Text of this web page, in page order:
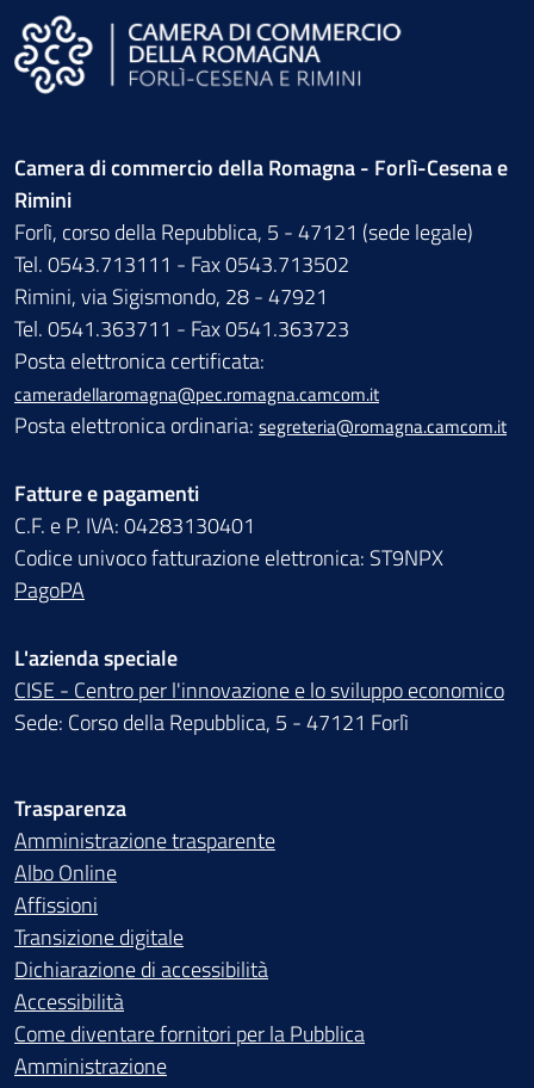
Camera di commercio della Romagna - Forlì-Cesena e
Rimini
Forlì, corso della Repubblica, 5 - 47121 (sede legale)
Tel. 0543.713111 - Fax 0543.713502
Rimini, via Sigismondo, 28 - 47921
Tel. 0541.363711 - Fax 0541.363723
Posta elettronica certificata:
cameradellaromagna@pec.romagna.camcom.it
Posta elettronica ordinaria: segreteria@romagna.camcom.it
Fatture e pagamenti
C.F. e P. IVA: 04283130401
Codice univoco fatturazione elettronica: ST9NPX
PagoPA
L'azienda speciale
CISE - Centro per l'innovazione e lo sviluppo economico
Sede: Corso della Repubblica, 5 - 47121 Forlì
Trasparenza
Amministrazione trasparente
Albo Online
Affissioni
Transizione digitale
Dichiarazione di accessibilità
Accessibilità
Come diventare fornitori per la Pubblica
Amministrazione